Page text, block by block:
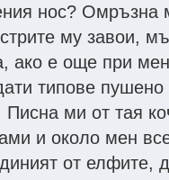
нос? Омръзна
му завои,
ако е още при
типове
ми от тая коч
и около мен
от елфите,